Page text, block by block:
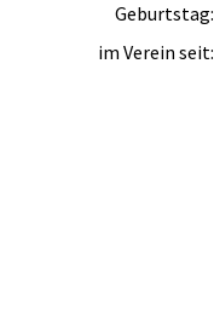
Geburtstag:
im Verein seit: